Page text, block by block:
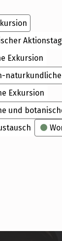
Aktionstag
Exkursion
Exkursion
und